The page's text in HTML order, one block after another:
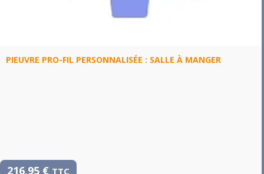
PIEUVRE PRO-FIL PERSONNALISÉE : SALLE À MANGER
216,95 € TTC